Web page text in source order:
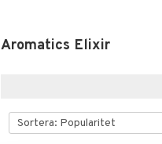
Aromatics Elixir